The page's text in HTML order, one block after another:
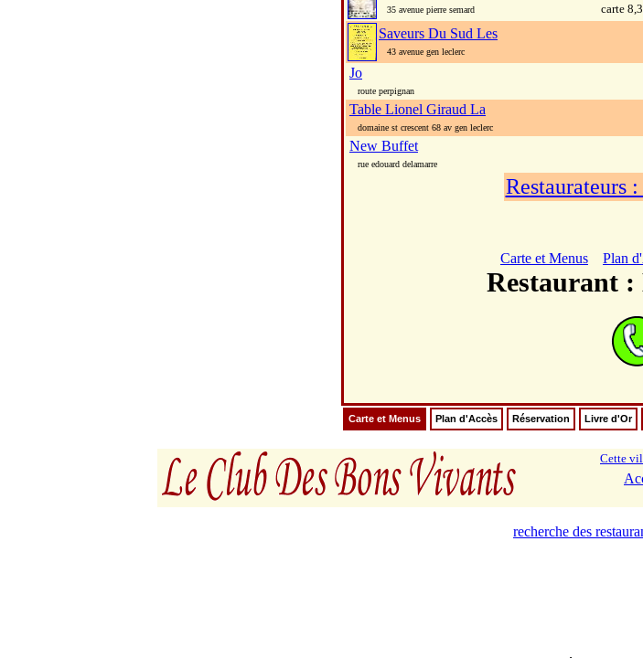
35 avenue pierre semard
carte
Saveurs Du Sud Les
43 avenue gen leclerc
Jo
route perpignan
Table Lionel Giraud La
domaine st crescent 68 av gen leclerc
New Buffet
rue edouard delamarre
Restaurateurs
Carte et Menus Plan
Restaurant
Carte et Menus Plan d'Accès Réservation Livre d'Or
Cette
recherche des